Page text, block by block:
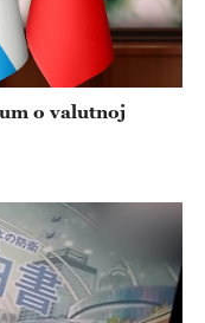
o valutnoj